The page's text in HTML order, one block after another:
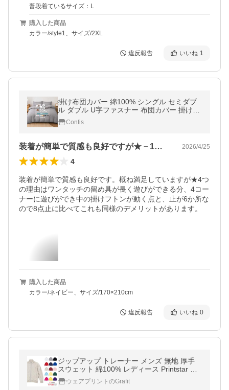
普段着ているサイズ：L
購入した商品
カラー/style1、サイズ/2XL
違反報告 いいね 1
掛け布団カバー 綿100% シングル セミダブ
ル ダブル U字ファスナー 布団カバー 掛けふ
とんカバー コットン 綾織り 無地 抗菌 速乾
通気性 防ダニ 洗える 丸洗い
Confis
装着が簡単で質感も良好ですが★－1です。 2026/4/25
4
装着が簡単で質感も良好です。概ね満足していますが★4つ
の理由はワンタッチの留め具が長く遊びができる分、4コー
ナーに遊びができ中の掛けフトンが動く点と、止が6か所な
ので8点止に比べてこれも同様のデメリットがあります。
購入した商品
カラー/ネイビー、サイズ/170×210cm
違反報告 いいね 0
ジップアップ トレーナー メンズ 無地 厚手
スウェット 綿100% レディース Printstar プ
リントスター 9.7オンス 00190-NNJ
ウェアプリントのGrafit